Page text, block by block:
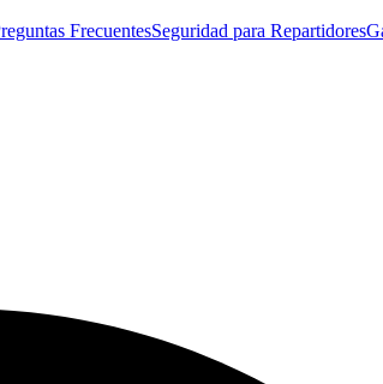
FrecuentesSeguridad para Repartidores